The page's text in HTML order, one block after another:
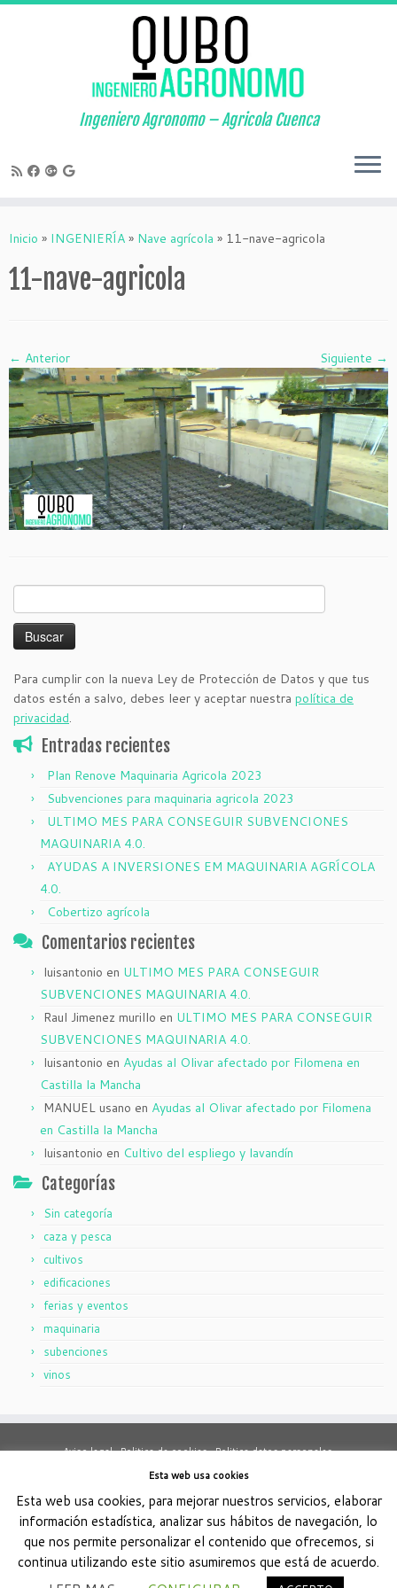
Saltar
Ingeniero Agronomo – Agricola Cuenca
Inicio » INGENIERÍA » Nave agrícola » 11-nave-agricola
11-nave-agricola
← Anterior Siguiente →
Buscar:
Para cumplir con la nueva Ley de Protección de Datos y que tus
datos estén a salvo, debes leer y aceptar nuestra política de
privacidad.
Entradas recientes
Plan Renove Maquinaria Agricola 2023
Subvenciones para maquinaria agricola 2023
ULTIMO MES PARA CONSEGUIR SUBVENCIONES
MAQUINARIA 4.0.
AYUDAS A INVERSIONES EM MAQUINARIA AGRÍCOLA
4.0.
Cobertizo agrícola
Comentarios recientes
luisantonio en ULTIMO MES PARA CONSEGUIR
SUBVENCIONES MAQUINARIA 4.0.
Raul Jimenez murillo en ULTIMO MES PARA CONSEGUIR
SUBVENCIONES MAQUINARIA 4.0.
luisantonio en Ayudas al Olivar afectado por Filomena en
Castilla la Mancha
MANUEL usano en Ayudas al Olivar afectado por Filomena
en Castilla la Mancha
luisantonio en Cultivo del espliego y lavandín
Categorías
Sin categoría
caza y pesca
cultivos
edificaciones
ferias y eventos
maquinaria
subenciones
vinos
Aviso legal .Politica de cookies .Politica datos personales.
Haz tu consulta. Cuéntame tu problema, respuesta en 24h.
Este obra está bajo una licencia de Creative Commons Reconocimiento-
NoComercial-CompartirIgual 4.0 Internacional .
Esta web usa cookies
Esta web usa cookies, para mejorar nuestros servicios, elaborar
información estadística, analizar sus hábitos de navegación, lo
que nos permite personalizar el contenido que ofrecemos, si
continua utilizando este sitio asumiremos que está de acuerdo.